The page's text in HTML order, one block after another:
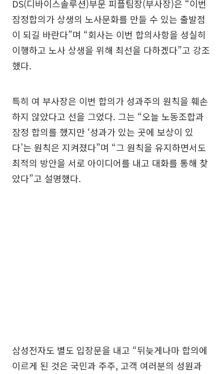
DS(디바이스솔루션)부문 피플팀장(부사장)은 “이번
잠정합의가 상생의 노사문화를 만들 수 있는 출발점
이 되길 바란다”며 “회사는 이번 합의사항을 성실히
이행하고 노사 상생을 위해 최선을 다하겠다”고 강조
했다.
특히 여 부사장은 이번 합의가 성과주의 원칙을 훼손
하지 않았다고 선을 그었다. 그는 “오늘 노동조합과
잠정 합의를 했지만 ‘성과가 있는 곳에 보상이 있
다’는 원칙은 지켜졌다”며 “그 원칙을 유지하면서도
최적의 방안을 서로 아이디어를 내고 대화를 통해 찾
았다”고 설명했다.
삼성전자도 별도 입장문을 내고 “뒤늦게나마 합의에
이르게 된 것은 국민과 주주, 고객 여러분의 성원과